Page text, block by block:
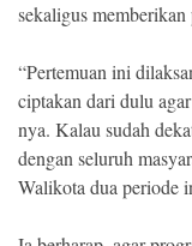
sekaligus
“Pertemuan ini
ciptakan dari dulu
nya. Kalau sudah
dengan seluruh
Walikota dua periode